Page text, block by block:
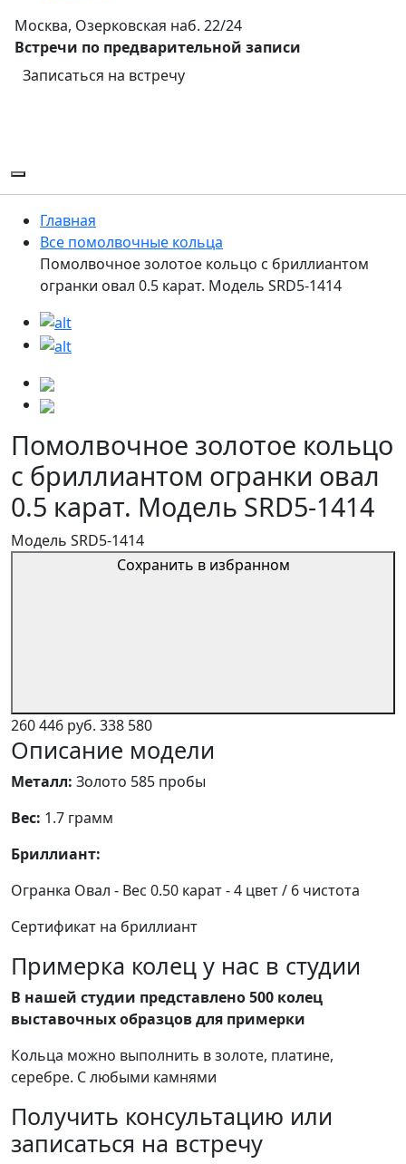
Москва, Озерковская наб. 22/24
Встречи по предварительной записи
Записаться на встречу
Главная
Все помолвочные кольца
Помолвочное золотое кольцо с бриллиантом
огранки овал 0.5 карат. Модель SRD5-1414
Помолвочное золотое кольцо
с бриллиантом огранки овал
0.5 карат. Модель SRD5-1414
Модель SRD5-1414
Сохранить в избранном
260 446 руб. 338 580
Описание модели
Металл: Золото 585 пробы
Вес: 1.7 грамм
Бриллиант:
Огранка Овал - Вес 0.50 карат - 4 цвет / 6 чистота
Сертификат на бриллиант
Примерка колец у нас в студии
В нашей студии представлено 500 колец
выставочных образцов для примерки
Кольца можно выполнить в золоте, платине,
серебре. С любыми камнями
Получить консультацию или
записаться на встречу